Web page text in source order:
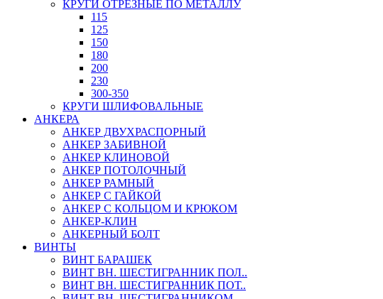
КРУГИ ОТРЕЗНЫЕ ПО МЕТАЛЛУ
115
125
150
180
200
230
300-350
КРУГИ ШЛИФОВАЛЬНЫЕ
АНКЕРА
АНКЕР ДВУХРАСПОРНЫЙ
АНКЕР ЗАБИВНОЙ
АНКЕР КЛИНОВОЙ
АНКЕР ПОТОЛОЧНЫЙ
АНКЕР РАМНЫЙ
АНКЕР С ГАЙКОЙ
АНКЕР С КОЛЬЦОМ И КРЮКОМ
АНКЕР-КЛИН
АНКЕРНЫЙ БОЛТ
ВИНТЫ
ВИНТ БАРАШЕК
ВИНТ ВН. ШЕСТИГРАННИК ПОЛ..
ВИНТ ВН. ШЕСТИГРАННИК ПОТ..